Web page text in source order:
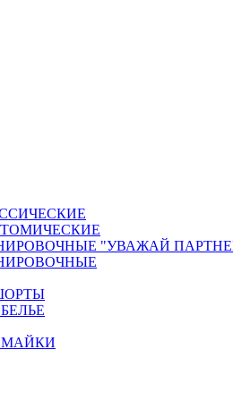
"УВАЖАЙ
МАЙКИ